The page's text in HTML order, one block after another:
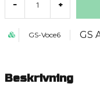
- +
GS-Voce6 GS
Beskrivning